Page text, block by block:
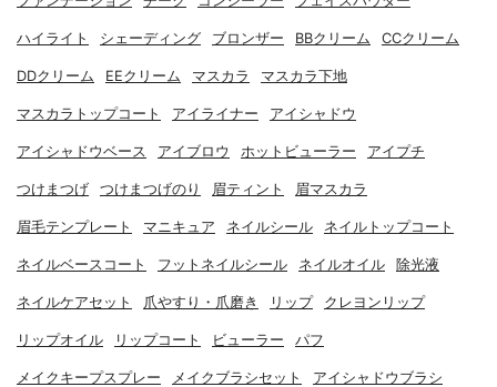
ハイライト シェーディング ブロンザー BBクリーム CCクリーム
DDクリーム EEクリーム マスカラ マスカラ下地
マスカラトップコート アイライナー アイシャドウ
アイシャドウベース アイブロウ ホットビューラー アイプチ
つけまつげ つけまつげのり 眉ティント 眉マスカラ
眉毛テンプレート マニキュア ネイルシール ネイルトップコート
ネイルベースコート フットネイルシール ネイルオイル 除光液
ネイルケアセット 爪やすり・爪磨き リップ クレヨンリップ
リップオイル リップコート ビューラー パフ
メイクキープスプレー メイクブラシセット アイシャドウブラシ